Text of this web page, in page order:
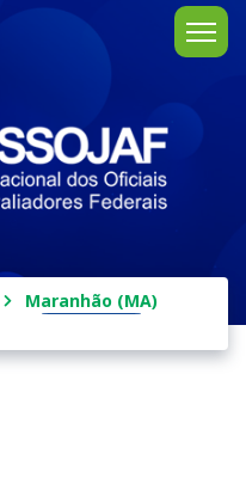
Maranhão (MA)